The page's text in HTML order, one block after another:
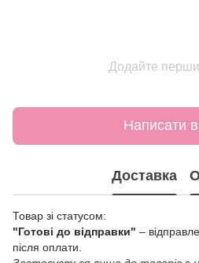
Додайте
Написати
Доставка
Товар зі статусом:
"Готові до відправки" –
після оплати.